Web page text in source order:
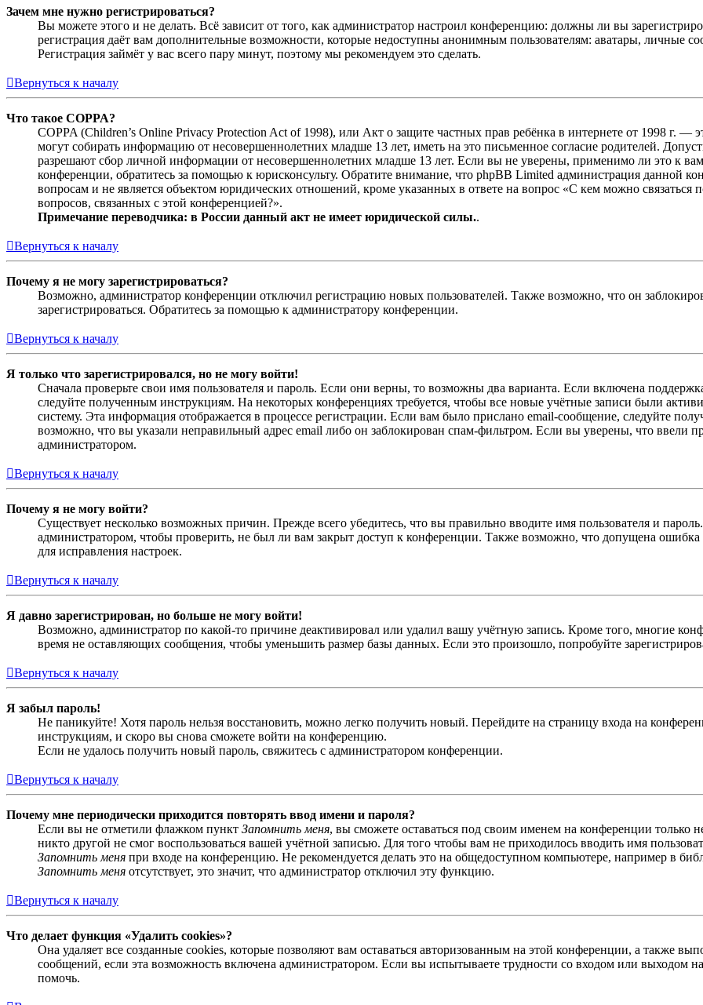
Зачем мне нужно регистрироваться?
Вы можете этого и не делать. Всё зависит от того, как администратор настроил конференцию: должны ли вы
регистрация даёт вам дополнительные возможности, которые недоступны анонимным пользователям: аватары, личные
Регистрация займёт у вас всего пару минут, поэтому мы рекомендуем это сделать.
Вернуться к началу
Что такое COPPA?
COPPA (Children’s Online Privacy Protection Act of 1998), или Акт о защите частных прав ребёнка в интернете от 1998 г.
могут собирать информацию от несовершеннолетних младше 13 лет, иметь на это письменное согласие родителей.
разрешают сбор личной информации от несовершеннолетних младше 13 лет. Если вы не уверены, применимо ли это к
конференции, обратитесь за помощью к юрисконсульту. Обратите внимание, что phpBB Limited администрация данной
вопросам и не является объектом юридических отношений, кроме указанных в ответе на вопрос «С кем можно связаться
вопросов, связанных с этой конференцией?».
Примечание переводчика: в России данный акт не имеет юридической силы..
Вернуться к началу
Почему я не могу зарегистрироваться?
Возможно, администратор конференции отключил регистрацию новых пользователей. Также возможно, что он
зарегистрироваться. Обратитесь за помощью к администратору конференции.
Вернуться к началу
Я только что зарегистрировался, но не могу войти!
Сначала проверьте свои имя пользователя и пароль. Если они верны, то возможны два варианта. Если включена
следуйте полученным инструкциям. На некоторых конференциях требуется, чтобы все новые учётные записи были
систему. Эта информация отображается в процессе регистрации. Если вам было прислано email-сообщение, следуйте
возможно, что вы указали неправильный адрес email либо он заблокирован спам-фильтром. Если вы уверены, что ввели
администратором.
Вернуться к началу
Почему я не могу войти?
Существует несколько возможных причин. Прежде всего убедитесь, что вы правильно вводите имя пользователя и
администратором, чтобы проверить, не был ли вам закрыт доступ к конференции. Также возможно, что допущена
для исправления настроек.
Вернуться к началу
Я давно зарегистрирован, но больше не могу войти!
Возможно, администратор по какой-то причине деактивировал или удалил вашу учётную запись. Кроме того, многие
время не оставляющих сообщения, чтобы уменьшить размер базы данных. Если это произошло, попробуйте
Вернуться к началу
Я забыл пароль!
Не паникуйте! Хотя пароль нельзя восстановить, можно легко получить новый. Перейдите на страницу входа на
инструкциям, и скоро вы снова сможете войти на конференцию.
Если не удалось получить новый пароль, свяжитесь с администратором конференции.
Вернуться к началу
Почему мне периодически приходится повторять ввод имени и пароля?
Если вы не отметили флажком пункт Запомнить меня, вы сможете оставаться под своим именем на конференции только
никто другой не смог воспользоваться вашей учётной записью. Для того чтобы вам не приходилось вводить имя
Запомнить меня при входе на конференцию. Не рекомендуется делать это на общедоступном компьютере, например в
Запомнить меня отсутствует, это значит, что администратор отключил эту функцию.
Вернуться к началу
Что делает функция «Удалить cookies»?
Она удаляет все созданные cookies, которые позволяют вам оставаться авторизованным на этой конференции, а также
сообщений, если эта возможность включена администратором. Если вы испытываете трудности со входом или выходом
помочь.